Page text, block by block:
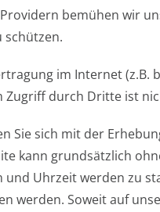
bemühen wir
schützen.
im Internet
Zugriff durch Dritte ist
Sie sich mit der
kann grundsätzlich
Uhrzeit werden zu
werden. Soweit auf